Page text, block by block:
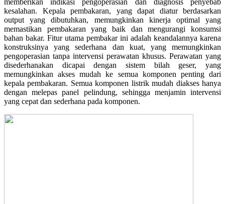
memberikan indikasi pengoperasian dan diagnosis penyebab
kesalahan. Kepala pembakaran, yang dapat diatur berdasarkan
output yang dibutuhkan, memungkinkan kinerja optimal yang
memastikan pembakaran yang baik dan mengurangi konsumsi
bahan bakar. Fitur utama pembakar ini adalah keandalannya karena
konstruksinya yang sederhana dan kuat, yang memungkinkan
pengoperasian tanpa intervensi perawatan khusus. Perawatan yang
disederhanakan dicapai dengan sistem bilah geser, yang
memungkinkan akses mudah ke semua komponen penting dari
kepala pembakaran. Semua komponen listrik mudah diakses hanya
dengan melepas panel pelindung, sehingga menjamin intervensi
yang cepat dan sederhana pada komponen.